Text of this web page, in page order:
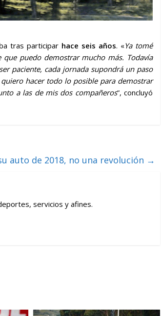
tras participar hace seis años. «Ya tomé
puedo demostrar mucho más. Todavía
paciente, cada jornada supondrá un paso
hacer todo lo posible para demostrar
a las de mis dos compañeros”, concluyó
auto de 2018, no una revolución →
servicios y afines.